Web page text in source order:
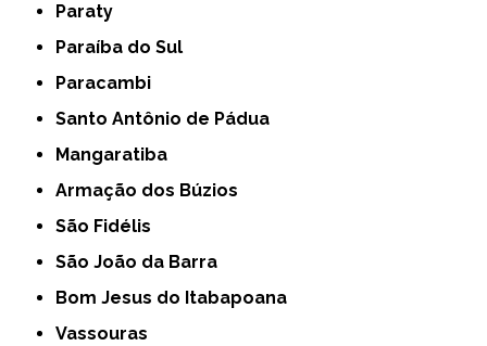
Paraty
Paraíba do Sul
Paracambi
Santo Antônio de Pádua
Mangaratiba
Armação dos Búzios
São Fidélis
São João da Barra
Bom Jesus do Itabapoana
Vassouras